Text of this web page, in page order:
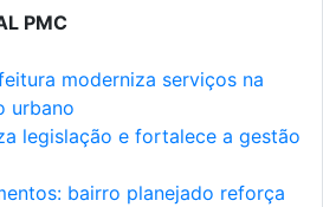
PMC
moderniza serviços na
urbano
legislação e fortalece a gestão
bairro planejado reforça